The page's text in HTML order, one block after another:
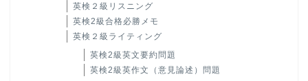
英検２級リスニング
英検2級合格必勝メモ
英検２級ライティング
英検2級英文要約問題
英検2級英作文（意見論述）問題